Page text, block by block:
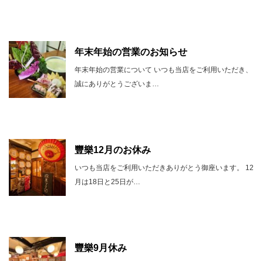
年末年始の営業のお知らせ
年末年始の営業について いつも当店をご利用いただき、
誠にありがとうございま…
豐樂12月のお休み
いつも当店をご利用いただきありがとう御座います。 12
月は18日と25日が…
豐樂9月休み